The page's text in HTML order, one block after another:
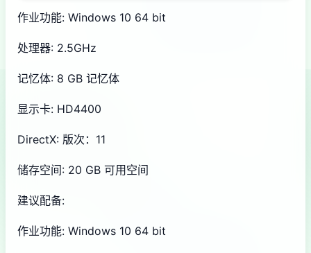
作业功能: Windows 10 64 bit
处理器: 2.5GHz
记忆体: 8 GB 记忆体
显示卡: HD4400
DirectX: 版次：11
储存空间: 20 GB 可用空间
建议配备:
作业功能: Windows 10 64 bit